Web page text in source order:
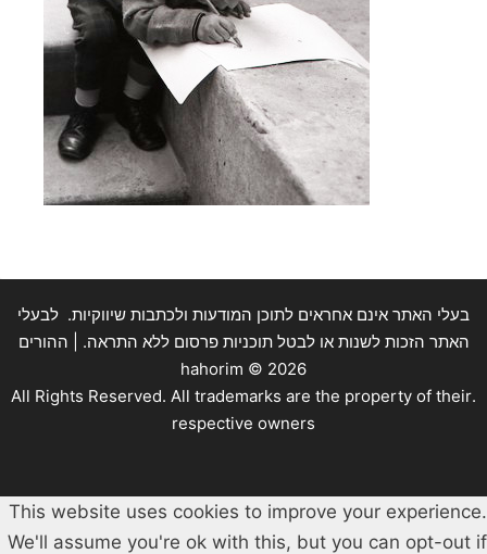
בעלי האתר אינם אחראים לתוכן המודעות ולכתבות שיווקיות. לבעלי
האתר הזכות לשנות או לבטל תוכניות פרסום ללא התראה. | ההורים
hahorim © 2026
.All Rights Reserved. All trademarks are the property of their
respective owners
This website uses cookies to improve your experience.
We'll assume you're ok with this, but you can opt-out if